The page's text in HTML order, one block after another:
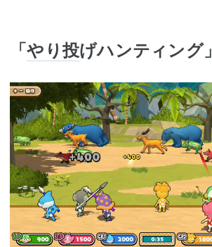
「やり投げハンティング」